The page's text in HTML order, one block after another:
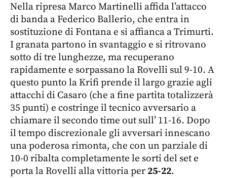
Nella ripresa Marco Martinelli affida l’attacco
di banda a Federico Ballerio, che entra in
sostituzione di Fontana e si affianca a Trimurti.
I granata partono in svantaggio e si ritrovano
sotto di tre lunghezze, ma recuperano
rapidamente e sorpassano la Rovelli sul 9-10. A
questo punto la Krifi prende il largo grazie agli
attacchi di Casaro (che a fine partita totalizzerà
35 punti) e costringe il tecnico avversario a
chiamare il secondo time out sull’ 11-16. Dopo
il tempo discrezionale gli avversari innescano
una poderosa rimonta, che con un parziale di
10-0 ribalta completamente le sorti del set e
porta la Rovelli alla vittoria per 25-22.